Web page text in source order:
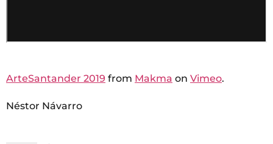
ArteSantander 2019 from Makma on Vimeo.
Néstor Návarro